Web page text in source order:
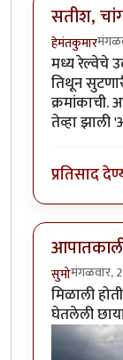
सतीश,
हेमंतकुमार
मध्य रेल्वेचे
तिथून
क्रमांकाची.
तेव्हा झाली
प्रतिसाद
सुमोमंगळवार,
मिळाली
घेतलेली